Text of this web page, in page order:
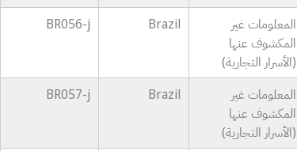
المعلومات غير
المكشوف عنها
(الأسرار التجارية)
Brazil
BR056-j
المعلومات غير
المكشوف عنها
(الأسرار التجارية)
Brazil
BR057-j